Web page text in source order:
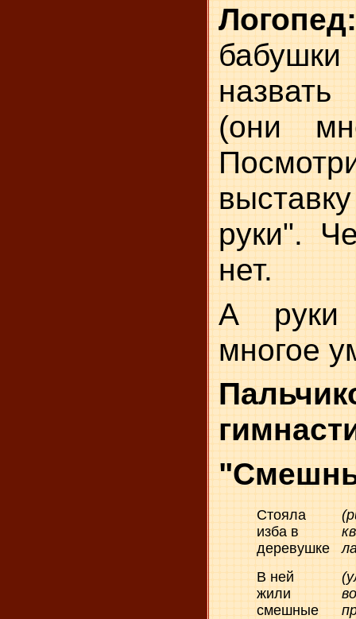
(они
руки".
нет.
А руки
многое
Стояла
изба в
деревушке
В ней
жили
смешные